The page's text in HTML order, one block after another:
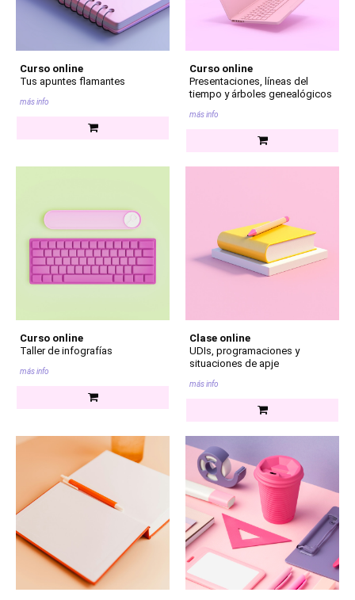
Curso online
Tus apuntes flamantes
más info
Curso online
Presentaciones, líneas del
tiempo y árboles genealógicos
más info
Curso online
Taller de infografías
más info
Clase online
UDIs, programaciones y
situaciones de apje
más info